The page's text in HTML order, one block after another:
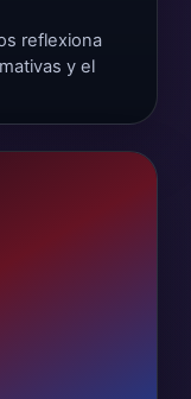
reflexiona
y el